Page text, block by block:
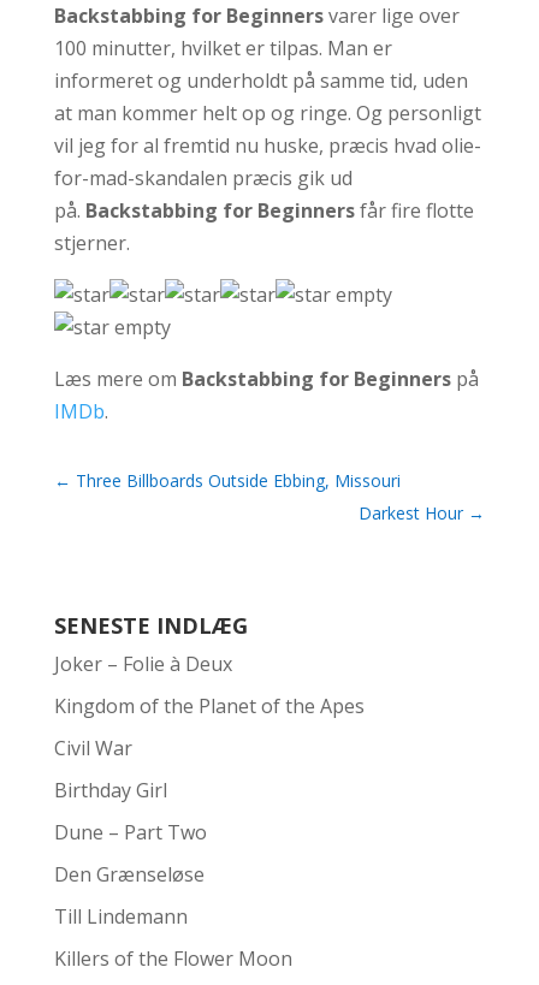
Backstabbing for Beginnersvarer lige over
100 minutter, hvilket er tilpas. Man er
informeret og underholdt på samme tid, uden
at man kommer helt op og ringe. Og personligt
vil jeg for al fremtid nu huske, præcis hvad olie-
for-mad-skandalen præcis gik ud
på. Backstabbing for Beginnersfår fire flotte
stjerner.
Læs mere om Backstabbing for Beginnerspå
IMDb.
← Three Billboards Outside Ebbing, Missouri
Darkest Hour →
SENESTE INDLÆG
Joker – Folie à Deux
Kingdom of the Planet of the Apes
Civil War
Birthday Girl
Dune – Part Two
Den Grænseløse
Till Lindemann
Killers of the Flower Moon